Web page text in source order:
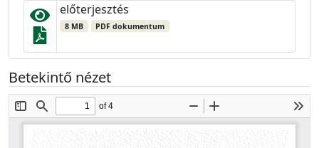
előterjesztés
8 MB PDF dokumentum
Betekintő nézet